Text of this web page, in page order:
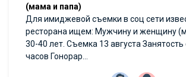
(мама и папа)
Для имиджевой съемки в соц сети
ресторана ищем: Мужчину и женщину
30-40 лет. Съемка 13 августа Занятость
часов Гонорар...